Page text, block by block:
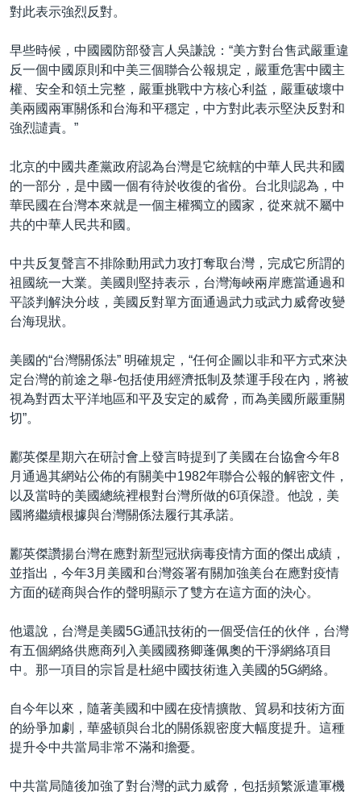
對此表示強烈反對。
早些時候，中國國防部發言人吳謙說：“美方對台售武嚴重違
反一個中國原則和中美三個聯合公報規定，嚴重危害中國主
權、安全和領土完整，嚴重挑戰中方核心利益，嚴重破壞中
美兩國兩軍關係和台海和平穩定，中方對此表示堅決反對和
強烈譴責。”
北京的中國共產黨政府認為台灣是它統轄的中華人民共和國
的一部分，是中國一個有待於收復的省份。台北則認為，中
華民國在台灣本來就是一個主權獨立的國家，從來就不屬中
共的中華人民共和國。
中共反复聲言不排除動用武力攻打奪取台灣，完成它所謂的
祖國統一大業。美國則堅持表示，台灣海峽兩岸應當通過和
平談判解決分歧，美國反對單方面通過武力或武力威脅改變
台海現狀。
美國的“台灣關係法” 明確規定，“任何企圖以非和平方式來決
定台灣的前途之舉-包括使用經濟抵制及禁運手段在內，將被
視為對西太平洋地區和平及安定的威脅，而為美國所嚴重關
切”。
酈英傑星期六在研討會上發言時提到了美國在台協會今年8
月通過其網站公佈的有關美中1982年聯合公報的解密文件，
以及當時的美國總統裡根對台灣所做的6項保證。他說，美
國將繼續根據與台灣關係法履行其承諾。
酈英傑讚揚台灣在應對新型冠狀病毒疫情方面的傑出成績，
並指出，今年3月美國和台灣簽署有關加強美台在應對疫情
方面的磋商與合作的聲明顯示了雙方在這方面的決心。
他還說，台灣是美國5G通訊技術的一個受信任的伙伴，台灣
有五個網絡供應商列入美國國務卿蓬佩奧的干淨網絡項目
中。那一項目的宗旨是杜絕中國技術進入美國的5G網絡。
自今年以來，隨著美國和中國在疫情擴散、貿易和技術方面
的紛爭加劇，華盛頓與台北的關係親密度大幅度提升。這種
提升令中共當局非常不滿和擔憂。
中共當局隨後加強了對台灣的武力威脅，包括頻繁派遣軍機